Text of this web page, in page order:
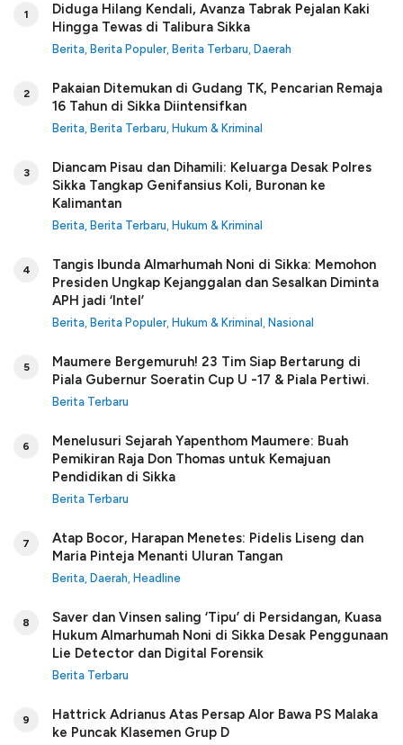
1
Diduga Hilang Kendali, Avanza Tabrak Pejalan Kaki
Hingga Tewas di Talibura Sikka
Berita, Berita Populer, Berita Terbaru, Daerah
2
Pakaian Ditemukan di Gudang TK, Pencarian Remaja
16 Tahun di Sikka Diintensifkan
Berita, Berita Terbaru, Hukum & Kriminal
3
Diancam Pisau dan Dihamili: Keluarga Desak Polres
Sikka Tangkap Genifansius Koli, Buronan ke
Kalimantan
Berita, Berita Terbaru, Hukum & Kriminal
4
Tangis Ibunda Almarhumah Noni di Sikka: Memohon
Presiden Ungkap Kejanggalan dan Sesalkan Diminta
APH jadi ‘Intel’
Berita, Berita Populer, Hukum & Kriminal , Nasional
5
Maumere Bergemuruh! 23 Tim Siap Bertarung di
Piala Gubernur Soeratin Cup U -17 & Piala Pertiwi.
Berita Terbaru
6
Menelusuri Sejarah Yapenthom Maumere: Buah
Pemikiran Raja Don Thomas untuk Kemajuan
Pendidikan di Sikka
Berita Terbaru
7
Atap Bocor, Harapan Menetes: Pidelis Liseng dan
Maria Pinteja Menanti Uluran Tangan
Berita, Daerah, Headline
8
Saver dan Vinsen saling ‘Tipu’ di Persidangan, Kuasa
Hukum Almarhumah Noni di Sikka Desak Penggunaan
Lie Detector dan Digital Forensik
Berita Terbaru
9
Hattrick Adrianus Atas Persap Alor Bawa PS Malaka
ke Puncak Klasemen Grup D